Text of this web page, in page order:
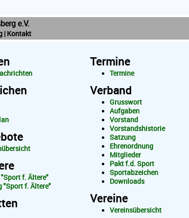
e.V.
| Kontakt
f. Ältere"
"Sport f. Ältere"
Termine
Termine
Verband
Grusswort
Aufgaben
Vorstand
Vorstandshistorie
Satzung
Ehrenordnung
Mitglieder
Pakt f.d. Sport
Sportabzeichen
Downloads
Vereine
Vereinsübersicht